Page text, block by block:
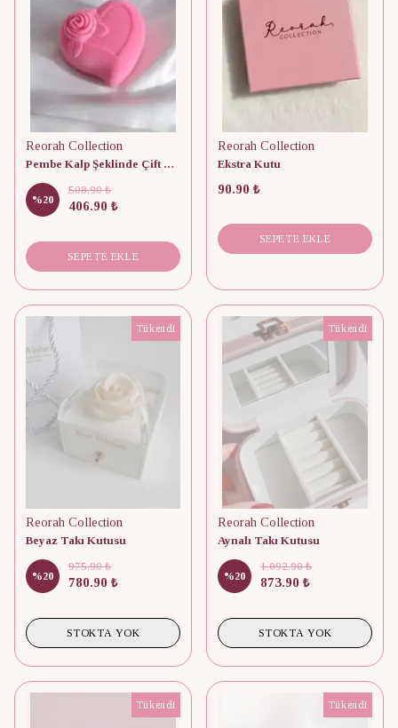
Reorah Collection
Pembe Kalp Şeklinde Çift Yüzüğü Gül Kutusu
%20
508.90 ₺
406.90 ₺
SEPETE EKLE
Reorah Collection
Ekstra Kutu
90.90 ₺
SEPETE EKLE
Tükendi
Reorah Collection
Beyaz Takı Kutusu
%20
975.90 ₺
780.90 ₺
STOKTA YOK
Tükendi
Reorah Collection
Aynalı Takı Kutusu
%20
1,092.90 ₺
873.90 ₺
STOKTA YOK
Tükendi Tükendi